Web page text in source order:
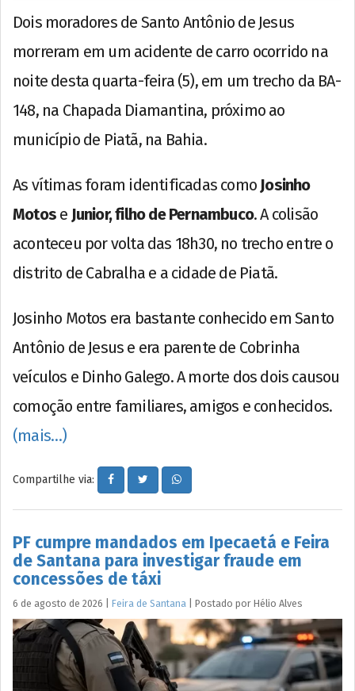
Dois moradores de Santo Antônio de Jesus
morreram em um acidente de carro ocorrido na
noite desta quarta-feira (5), em um trecho da BA-
148, na Chapada Diamantina, próximo ao
município de Piatã, na Bahia.
As vítimas foram identificadas como Josinho
Motos e Junior, filho de Pernambuco. A colisão
aconteceu por volta das 18h30, no trecho entre o
distrito de Cabralha e a cidade de Piatã.
Josinho Motos era bastante conhecido em Santo
Antônio de Jesus e era parente de Cobrinha
veículos e Dinho Galego. A morte dos dois causou
comoção entre familiares, amigos e conhecidos.
(mais…)
Compartilhe via:
PF cumpre mandados em Ipecaetá e Feira
de Santana para investigar fraude em
concessões de táxi
6 de agosto de 2026 Feira de Santana Postado por Hélio Alves